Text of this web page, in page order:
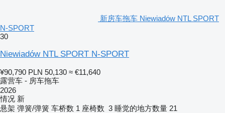
新房车拖车 Niewiadów NTL SPORT
N-SPORT
30
Niewiadów NTL SPORT N-SPORT
¥90,790 PLN 50,130 ≈ €11,640
露营车 - 房车拖车
2026
情况 新
悬架 弹簧/弹簧 车桥数 1 座椅数 3 睡觉的地方数量 21